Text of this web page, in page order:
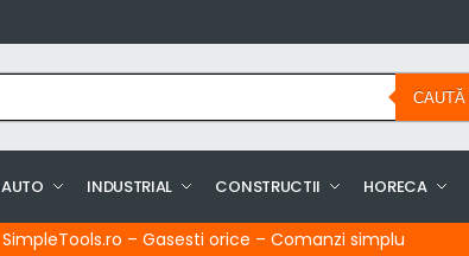
CAUTĂ
AUTO INDUSTRIAL CONSTRUCTII HORECA
SimpleTools.ro – Gasesti orice – Comanzi simplu